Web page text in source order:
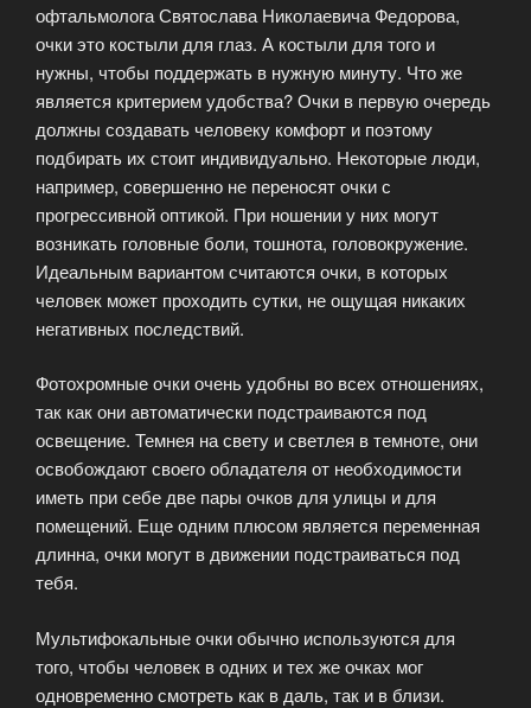
офтальмолога Святослава Николаевича Федорова,
очки это костыли для глаз. А костыли для того и
нужны, чтобы поддержать в нужную минуту. Что же
является критерием удобства? Очки в первую очередь
должны создавать человеку комфорт и поэтому
подбирать их стоит индивидуально. Некоторые люди,
например, совершенно не переносят очки с
прогрессивной оптикой. При ношении у них могут
возникать головные боли, тошнота, головокружение.
Идеальным вариантом считаются очки, в которых
человек может проходить сутки, не ощущая никаких
негативных последствий.
Фотохромные очки очень удобны во всех отношениях,
так как они автоматически подстраиваются под
освещение. Темнея на свету и светлея в темноте, они
освобождают своего обладателя от необходимости
иметь при себе две пары очков для улицы и для
помещений. Еще одним плюсом является переменная
длинна, очки могут в движении подстраиваться под
тебя.
Мультифокальные очки обычно используются для
того, чтобы человек в одних и тех же очках мог
одновременно смотреть как в даль, так и в близи.